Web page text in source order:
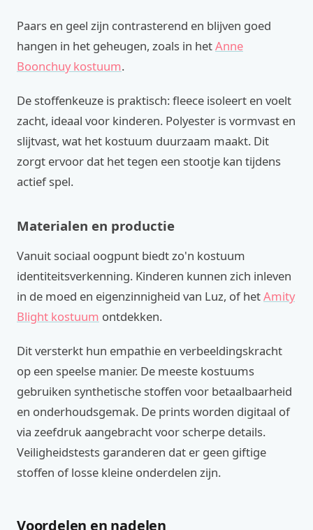
Paars en geel zijn contrasterend en blijven goed
hangen in het geheugen, zoals in hetAnne
Boonchuy kostuum.
De stoffenkeuze is praktisch: fleece isoleert en voelt
zacht, ideaal voor kinderen. Polyester is vormvast en
slijtvast, wat het kostuum duurzaam maakt. Dit
zorgt ervoor dat het tegen een stootje kan tijdens
actief spel.
Materialen en productie
Vanuit sociaal oogpunt biedt zo'n kostuum
identiteitsverkenning. Kinderen kunnen zich inleven
in de moed en eigenzinnigheid van Luz, of hetAmity
Blight kostuum ontdekken.
Dit versterkt hun empathie en verbeeldingskracht
op een speelse manier. De meeste kostuums
gebruiken synthetische stoffen voor betaalbaarheid
en onderhoudsgemak. De prints worden digitaal of
via zeefdruk aangebracht voor scherpe details.
Veiligheidstests garanderen dat er geen giftige
stoffen of losse kleine onderdelen zijn.
Voordelen en nadelen